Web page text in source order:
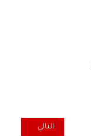
المقال التالي:
التالي